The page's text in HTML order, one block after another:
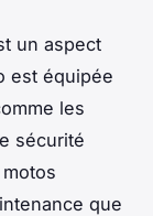
un aspect
est équipée
les
sécurité
que